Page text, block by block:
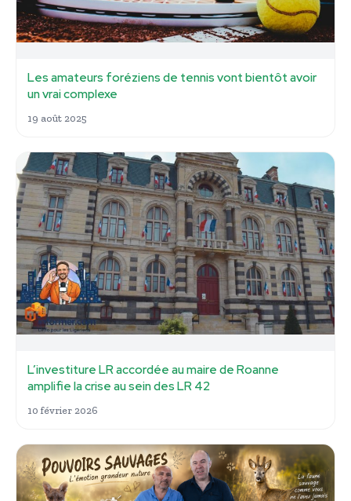
Les amateurs foréziens de tennis vont bientôt avoir
un vrai complexe
19 août 2025
L’investiture LR accordée au maire de Roanne
amplifie la crise au sein des LR 42
10 février 2026